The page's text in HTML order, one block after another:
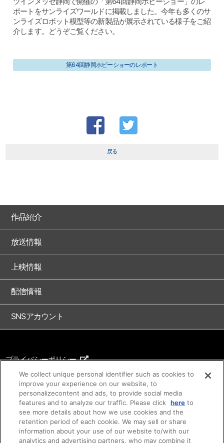
ポートをサンライズワールドに掲載しました。今年も多くのサ
ンライズロボット模型等の新製品が展示されている様子をご紹
介します。どうぞご覧ください。
第64回静岡ホビーショーのレポート
戻る
作品紹介
放送情報
上映情報
配信情報
SNSアカウント
プライバシーポリシー
ご利用条件
著作権について
アイデア等のご提案について
We collect unique personal identifier such as cookies to
improve your experience on our website, to
personalizecontent and ads, to provide social media
features and to analyze our traffic. Please click here to
see more details about how we use cookies and the
retention period of each cookie. We may sell or share
information about your use of our website to/with our
analytics and advertising partners, who may combine it